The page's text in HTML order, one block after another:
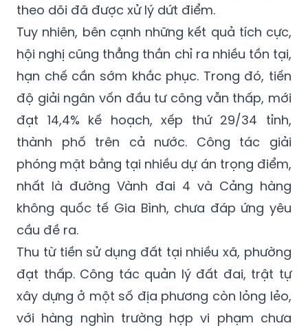
theo dõi đã được xử lý dứt điểm.
Tuy nhiên, bên cạnh những kết quả tích cực,
hội nghị cũng thẳng thắn chỉ ra nhiều tồn tại,
hạn chế cần sớm khắc phục. Trong đó, tiến
độ giải ngân vốn đầu tư công vẫn thấp, mới
đạt 14,4% kế hoạch, xếp thứ 29/34 tỉnh,
thành phố trên cả nước. Công tác giải
phóng mặt bằng tại nhiều dự án trọng điểm,
nhất là đường Vành đai 4 và Cảng hàng
không quốc tế Gia Bình, chưa đáp ứng yêu
cầu đề ra.
Thu từ tiền sử dụng đất tại nhiều xã, phường
đạt thấp. Công tác quản lý đất đai, trật tự
xây dựng ở một số địa phương còn lỏng lẻo,
với hàng nghìn trường hợp vi phạm chưa